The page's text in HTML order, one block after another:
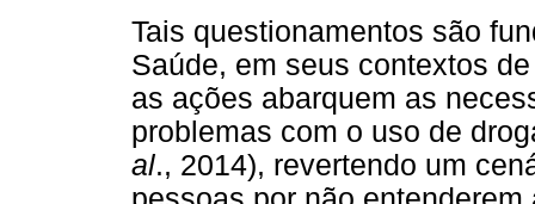
Tais questionamentos são
Saúde, em seus contextos
as ações abarquem as
problemas com o uso de
al., 2014), revertendo um